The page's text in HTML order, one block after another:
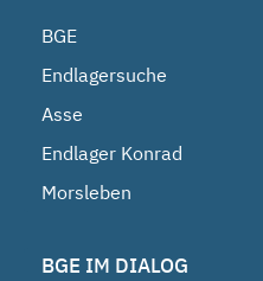
BGE
Endlagersuche
Asse
Endlager Konrad
Morsleben
BGE IM DIALOG